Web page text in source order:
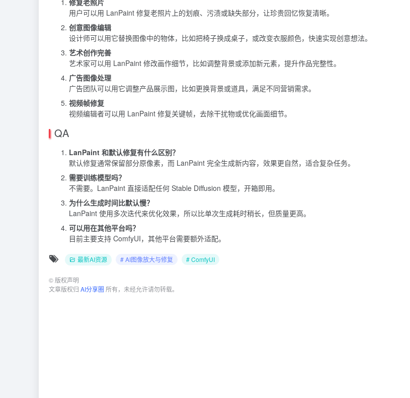
用户可以用 LanPaint 修复老照片上的划痕、污渍或缺失部分，让珍贵回忆恢复清晰。
创意图像编辑
设计师可以用它替换图像中的物体，比如把椅子换成桌子，或改变衣服颜色，快速实现创意想法。
艺术创作完善
艺术家可以用 LanPaint 修改画作细节，比如调整背景或添加新元素，提升作品完整性。
广告图像处理
广告团队可以用它调整产品展示图，比如更换背景或道具，满足不同营销需求。
视频帧修复
视频编辑者可以用 LanPaint 修复关键帧，去除干扰物或优化画面细节。
QA
LanPaint 和默认修复有什么区别？
默认修复通常保留部分原像素，而 LanPaint 完全生成新内容，效果更自然，适合复杂任务。
需要训练模型吗？
不需要。LanPaint 直接适配任何 Stable Diffusion 模型，开箱即用。
为什么生成时间比默认慢？
LanPaint 使用多次迭代来优化效果，所以比单次生成耗时稍长，但质量更高。
可以用在其他平台吗？
目前主要支持 ComfyUI，其他平台需要额外适配。
最新AI资源 # AI图像放大与修复 # ComfyUI
© 版权声明
文章版权归 AI分享圈 所有，未经允许请勿转载。